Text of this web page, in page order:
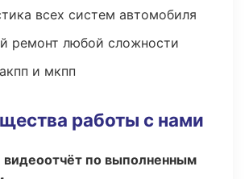
всех систем автомобиля
ремонт любой сложности
и мкпп
работы с нами
по выполненным